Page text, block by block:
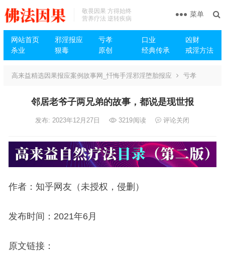
敬畏因果 方得始终
营养疗法 逆转疾病
网站首页 邪淫报应 亏孝 口业
凶财
杀业
狠毒 原创 经典传承 戒淫方法
菜单
高来益精选因果报应案例故事网_忏悔手淫邪淫堕胎报应 亏孝
邻居老爷子两兄弟的故事，都说是现世报
发布: 2023年12月27日 3219阅读 评论关闭
作者：知乎网友（未授权，侵删）
发布时间：2021年6月
原文链接：